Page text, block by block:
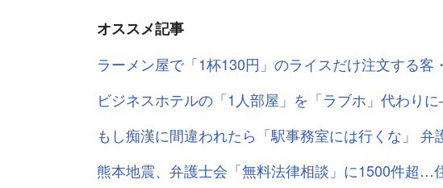
オススメ記事
ラーメン屋で「1杯130円」のライスだけ注文する客
ビジネスホテルの「1人部屋」を「ラブホ」代わり
もし痴漢に間違われたら「駅事務室には行くな」 弁
熊本地震、弁護士会「無料法律相談」に1500件超…